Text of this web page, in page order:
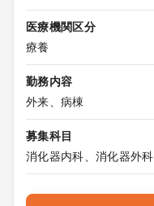
医療機関区分
療養
勤務内容
外来、病棟
募集科目
消化器内科、消化器外科